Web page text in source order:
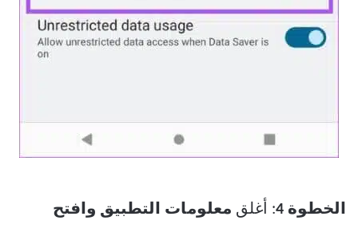
الخطوة 4: أغلق معلومات التطبيق وافتح